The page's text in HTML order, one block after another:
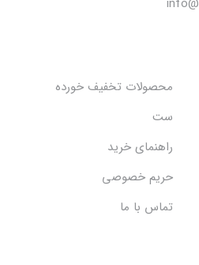
محصولات تخفیف خورده
ست
راهنمای خرید
حریم خصوصی
تماس با ما